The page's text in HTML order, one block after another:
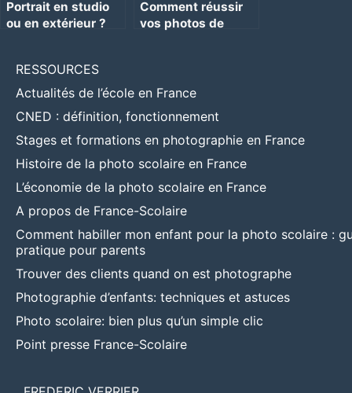
Portrait en studio
ou en extérieur ?
Comment réussir
vos photos de
RESSOURCES
Actualités de l’école en France
CNED : définition, fonctionnement
Stages et formations en photographie en France
Histoire de la photo scolaire en France
L’économie de la photo scolaire en France
A propos de France-Scolaire
Comment habiller mon enfant pour la photo scolaire :
pratique pour parents
Trouver des clients quand on est photographe
Photographie d’enfants: techniques et astuces
Photo scolaire: bien plus qu’un simple clic
Point presse France-Scolaire